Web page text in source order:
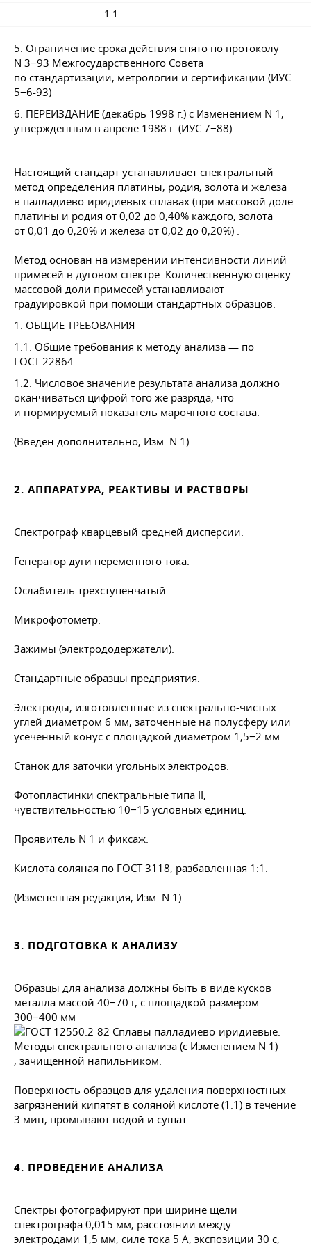
1.1
5. Ограничение срока действия снято по протоколу
N 3−93 Межгосударственного Совета
по стандартизации, метрологии и сертификации (ИУС
5−6-93)
6. ПЕРЕИЗДАНИЕ (декабрь 1998 г.) с Изменением N 1,
утвержденным в апреле 1988 г. (ИУС 7−88)
Настоящий стандарт устанавливает спектральный
метод определения платины, родия, золота и железа
в палладиево-иридиевых сплавах (при массовой доле
платины и родия от 0,02 до 0,40% каждого, золота
от 0,01 до 0,20% и железа от 0,02 до 0,20%) .
Метод основан на измерении интенсивности линий
примесей в дуговом спектре. Количественную оценку
массовой доли примесей устанавливают
градуировкой при помощи стандартных образцов.
1. ОБЩИЕ ТРЕБОВАНИЯ
1.1. Общие требования к методу анализа — по
ГОСТ 22864.
1.2. Числовое значение результата анализа должно
оканчиваться цифрой того же разряда, что
и нормируемый показатель марочного состава.
(Введен дополнительно, Изм. N 1).
2. АППАРАТУРА, РЕАКТИВЫ И РАСТВОРЫ
Спектрограф кварцевый средней дисперсии.
Генератор дуги переменного тока.
Ослабитель трехступенчатый.
Микрофотометр.
Зажимы (электрододержатели).
Стандартные образцы предприятия.
Электроды, изготовленные из спектрально-чистых
углей диаметром 6 мм, заточенные на полусферу или
усеченный конус с площадкой диаметром 1,5−2 мм.
Станок для заточки угольных электродов.
Фотопластинки спектральные типа II,
чувствительностью 10−15 условных единиц.
Проявитель N 1 и фиксаж.
Кислота соляная по ГОСТ 3118, разбавленная 1:1.
(Измененная редакция, Изм. N 1).
3. ПОДГОТОВКА К АНАЛИЗУ
Образцы для анализа должны быть в виде кусков
металла массой 40−70 г, с площадкой размером
300−400 мм
, зачищенной напильником.
Поверхность образцов для удаления поверхностных
загрязнений кипятят в соляной кислоте (1:1) в течение
3 мин, промывают водой и сушат.
4. ПРОВЕДЕНИЕ АНАЛИЗА
Спектры фотографируют при ширине щели
спектрографа 0,015 мм, расстоянии между
электродами 1,5 мм, силе тока 5 А, экспозиции 30 с,